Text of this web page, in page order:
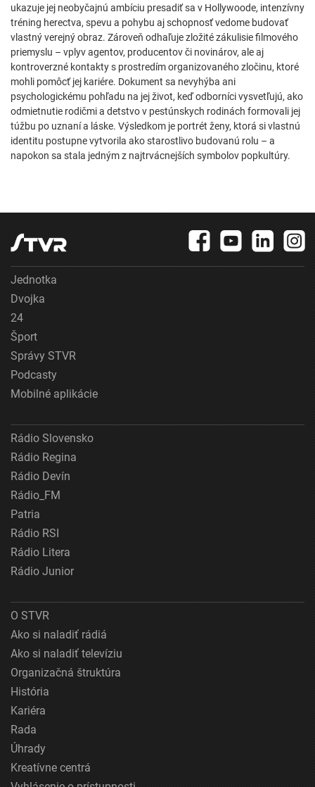
ukazuje jej neobyčajnú ambíciu presadiť sa v Hollywoode, intenzívny
tréning herectva, spevu a pohybu aj schopnosť vedome budovať
vlastný verejný obraz. Zároveň odhaľuje zložité zákulisie filmového
priemyslu – vplyv agentov, producentov či novinárov, ale aj
kontroverzné kontakty s prostredím organizovaného zločinu, ktoré
mohli pomôcť jej kariére. Dokument sa nevyhýba ani
psychologickému pohľadu na jej život, keď odborníci vysvetľujú, ako
odmietnutie rodičmi a detstvo v pestúnskych rodinách formovali jej
túžbu po uznaní a láske. Výsledkom je portrét ženy, ktorá si vlastnú
identitu postupne vytvorila ako starostlivo budovanú rolu – a
napokon sa stala jedným z najtrvácnejších symbolov popkultúry.
Jednotka
Dvojka
24
Šport
Správy STVR
Podcasty
Mobilné aplikácie
Rádio Slovensko
Rádio Regina
Rádio Devín
Rádio_FM
Patria
Rádio RSI
Rádio Litera
Rádio Junior
O STVR
Ako si naladiť rádiá
Ako si naladiť televíziu
Organizačná štruktúra
História
Kariéra
Rada
Úhrady
Kreatívne centrá